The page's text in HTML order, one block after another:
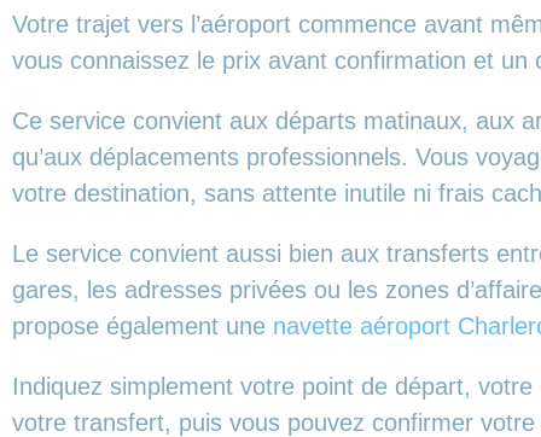
Votre trajet vers l’aéroport commence avant
vous connaissez le prix avant confirmation et un
Ce service convient aux départs matinaux, aux
qu’aux déplacements professionnels. Vous
votre destination, sans attente inutile ni frais
Le service convient aussi bien aux transferts
gares, les adresses privées ou les zones
propose également une navette aéroport
Indiquez simplement votre point de départ,
votre transfert, puis vous pouvez confirmer